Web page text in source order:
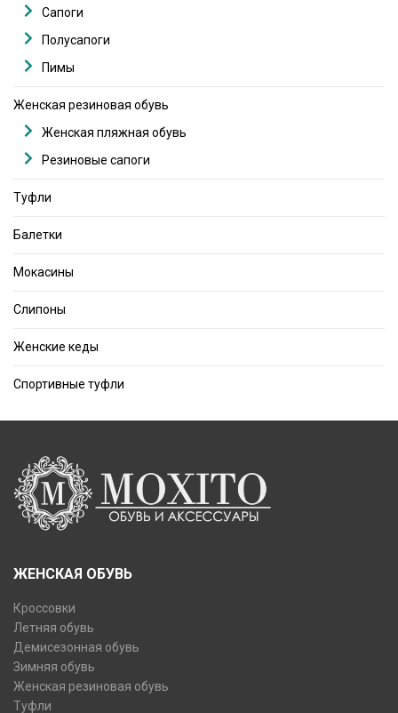
Сапоги
Полусапоги
Пимы
Женская резиновая обувь
Женская пляжная обувь
Резиновые сапоги
Туфли
Балетки
Мокасины
Слипоны
Женские кеды
Спортивные туфли
ЖЕНСКАЯ ОБУВЬ
Кроссовки
Летняя обувь
Демисезонная обувь
Зимняя обувь
Женская резиновая обувь
Туфли